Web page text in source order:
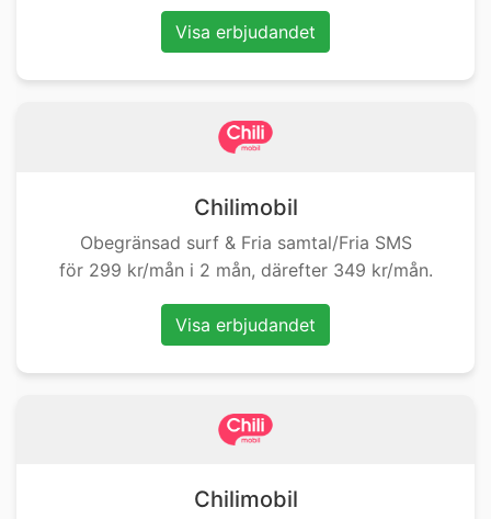
Visa erbjudandet
Chilimobil
Obegränsad surf & Fria samtal/Fria SMS
för 299 kr/mån i 2 mån, därefter 349 kr/mån.
Visa erbjudandet
Chilimobil